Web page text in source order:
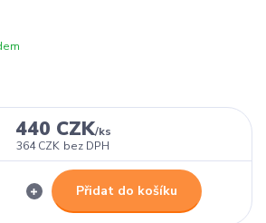
440 CZK/ks
364 CZK bez DPH
Přidat do košíku